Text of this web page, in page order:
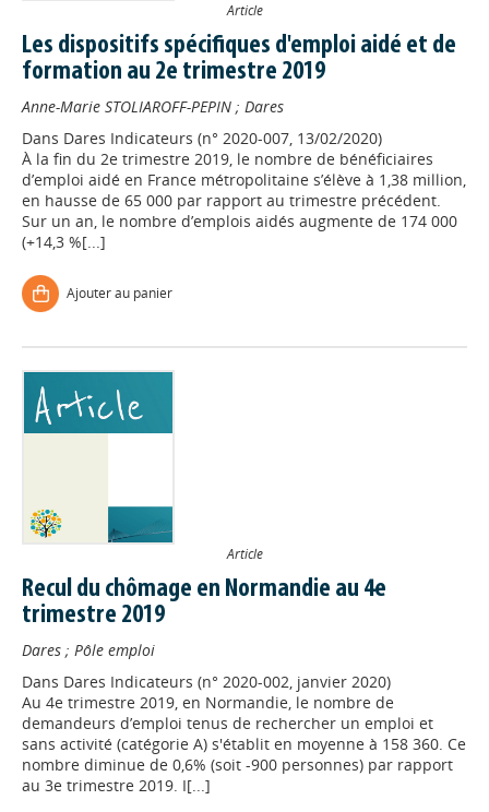
Article
Les dispositifs spécifiques d'emploi aidé et de
formation au 2e trimestre 2019
Anne-Marie STOLIAROFF-PEPIN ; Dares
Dans Dares Indicateurs (n° 2020-007, 13/02/2020)
À la fin du 2e trimestre 2019, le nombre de bénéficiaires
d’emploi aidé en France métropolitaine s’élève à 1,38 million,
en hausse de 65 000 par rapport au trimestre précédent.
Sur un an, le nombre d’emplois aidés augmente de 174 000
(+14,3 %[...]
Ajouter au panier
Article
Recul du chômage en Normandie au 4e
trimestre 2019
Dares ; Pôle emploi
Dans Dares Indicateurs (n° 2020-002, janvier 2020)
Au 4e trimestre 2019, en Normandie, le nombre de
demandeurs d’emploi tenus de rechercher un emploi et
sans activité (catégorie A) s'établit en moyenne à 158 360. Ce
nombre diminue de 0,6% (soit -900 personnes) par rapport
au 3e trimestre 2019. I[...]